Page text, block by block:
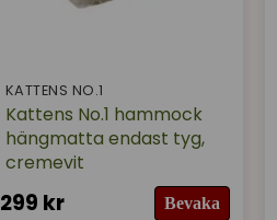
KATTENS NO.1
Kattens No.1 hammock
hängmatta endast tyg,
cremevit
299 kr Bevaka